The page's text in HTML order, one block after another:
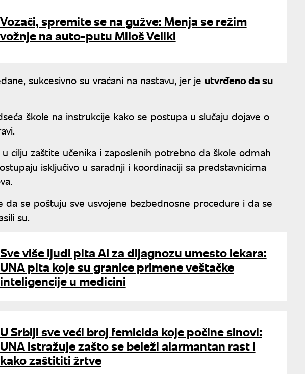
Vozači, spremite se na gužve: Menja se režim
vožnje na auto-putu Miloš Veliki
sukcesivno su vraćani na nastavu, jer je utvrđeno da su
škole na instrukcije kako se postupa u slučaju dojave o
cilju zaštite učenika i zaposlenih potrebno da škole odmah
isključivo u saradnji i koordinaciji sa predstavnicima
da se poštuju sve usvojene bezbednosne procedure i da se
su.
Sve više ljudi pita AI za dijagnozu umesto lekara:
UNA pita koje su granice primene veštačke
inteligencije u medicini
U Srbiji sve veći broj femicida koje počine sinovi:
UNA istražuje zašto se beleži alarmantan rast i
kako zaštititi žrtve